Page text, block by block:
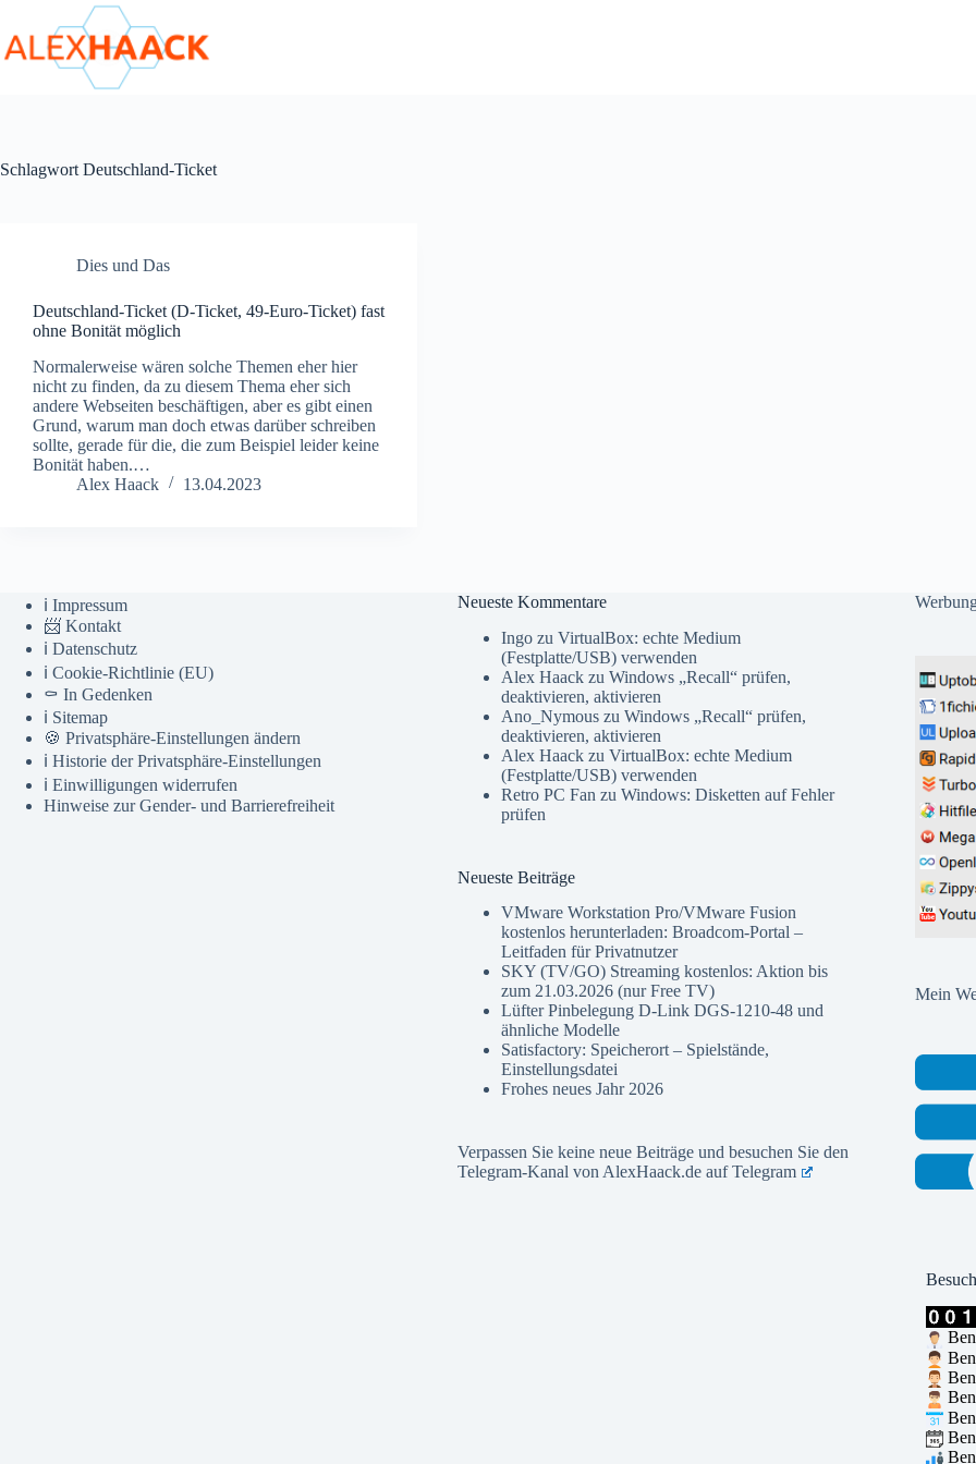
springen
Schlagwort Deutschland-Ticket
Dies und Das
Deutschland-Ticket (D-Ticket, 49-Euro-Ticket) fast
ohne Bonität möglich
Normalerweise wären solche Themen eher hier
nicht zu finden, da zu diesem Thema eher sich
andere Webseiten beschäftigen, aber es gibt einen
Grund, warum man doch etwas darüber schreiben
sollte, gerade für die, die zum Beispiel leider keine
Bonität haben.…
Alex Haack
13.04.2023
ℹ️ Impressum
📨 Kontakt
ℹ️ Datenschutz
ℹ️ Cookie-Richtlinie (EU)
⚰️ In Gedenken
ℹ️ Sitemap
🍪 Privatsphäre-Einstellungen ändern
ℹ️ Historie der Privatsphäre-Einstellungen
ℹ️ Einwilligungen widerrufen
Hinweise zur Gender- und Barrierefreiheit
Neueste Kommentare
Ingozu VirtualBox: echte Medium
(Festplatte/USB) verwenden
Alex Haackzu Windows „Recall“ prüfen,
deaktivieren, aktivieren
Ano_Nymouszu Windows „Recall“ prüfen,
deaktivieren, aktivieren
Alex Haackzu VirtualBox: echte Medium
(Festplatte/USB) verwenden
Retro PC Fan zu Windows: Disketten auf Fehler
prüfen
Neueste Beiträge
VMware Workstation Pro/VMware Fusion
kostenlos herunterladen: Broadcom-Portal –
Leitfaden für Privatnutzer
SKY (TV/GO) Streaming kostenlos: Aktion bis
zum 21.03.2026 (nur Free TV)
Lüfter Pinbelegung D-Link DGS-1210-48 und
ähnliche Modelle
Satisfactory: Speicherort – Spielstände,
Einstellungsdatei
Frohes neues Jahr 2026
Verpassen Sie keine neue Beiträge und besuchen Sie den
Telegram-Kanal von AlexHaack.de aufTelegram
Mein